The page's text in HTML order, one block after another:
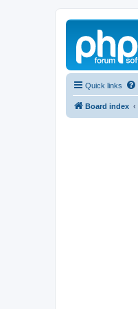
Quick links
Board index